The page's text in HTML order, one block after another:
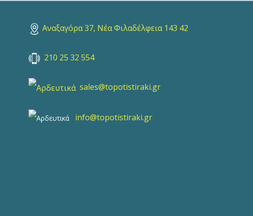
Αναξαγόρα 37, Νέα Φιλαδέλφεια 143 42
210 25 32 554
sales@topotistiraki.gr
info@topotistiraki.gr